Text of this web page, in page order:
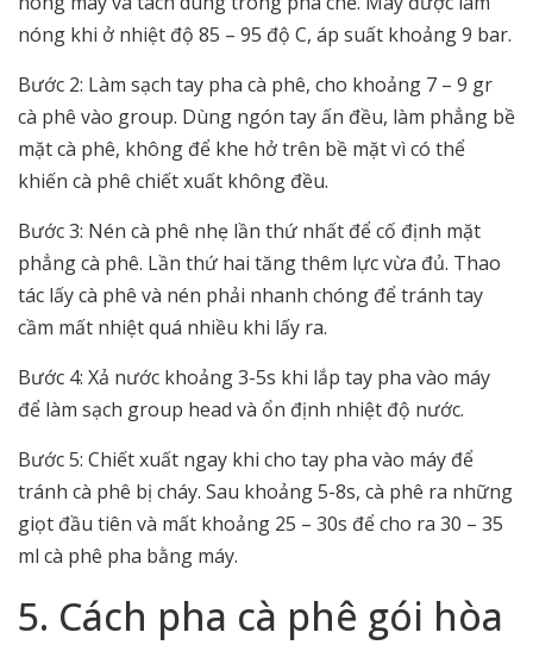
nóng khi ở nhiệt độ 85 – 95 độ C, áp suất khoảng 9 bar.
Bước 2: Làm sạch tay pha cà phê, cho khoảng 7 – 9 gr
cà phê vào group. Dùng ngón tay ấn đều, làm phẳng bề
mặt cà phê, không để khe hở trên bề mặt vì có thể
khiến cà phê chiết xuất không đều.
Bước 3: Nén cà phê nhẹ lần thứ nhất để cố định mặt
phẳng cà phê. Lần thứ hai tăng thêm lực vừa đủ. Thao
tác lấy cà phê và nén phải nhanh chóng để tránh tay
cầm mất nhiệt quá nhiều khi lấy ra.
Bước 4: Xả nước khoảng 3-5s khi lắp tay pha vào máy
để làm sạch group head và ổn định nhiệt độ nước.
Bước 5: Chiết xuất ngay khi cho tay pha vào máy để
tránh cà phê bị cháy. Sau khoảng 5-8s, cà phê ra những
giọt đầu tiên và mất khoảng 25 – 30s để cho ra 30 – 35
ml cà phê pha bằng máy.
5. Cách pha cà phê gói hòa